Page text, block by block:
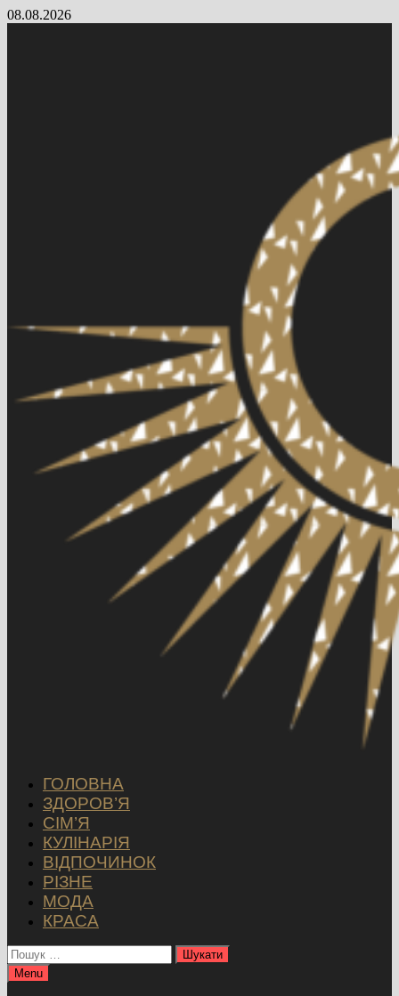
Skip
08.08.2026
ГОЛОВНА
ЗДОРОВ’Я
СІМ’Я
КУЛІНАРІЯ
ВІДПОЧИНОК
РІЗНЕ
МОДА
КРАСА
Пошук:
Menu